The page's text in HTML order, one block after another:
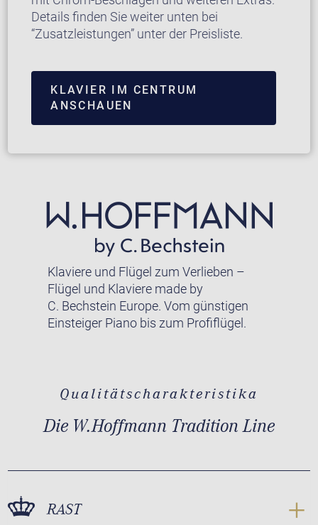
Details finden Sie weiter unten bei
“Zusatzleistungen” unter der Preisliste.
KLAVIER IM CENTRUM
ANSCHAUEN
Klaviere und Flügel zum Verlieben –
Flügel und Klaviere made by
C. Bechstein Europe. Vom günstigen
Einsteiger Piano bis zum Profiflügel.
Qualitätscharakteristika
Die W.Hoffmann Tradition Line
RAST